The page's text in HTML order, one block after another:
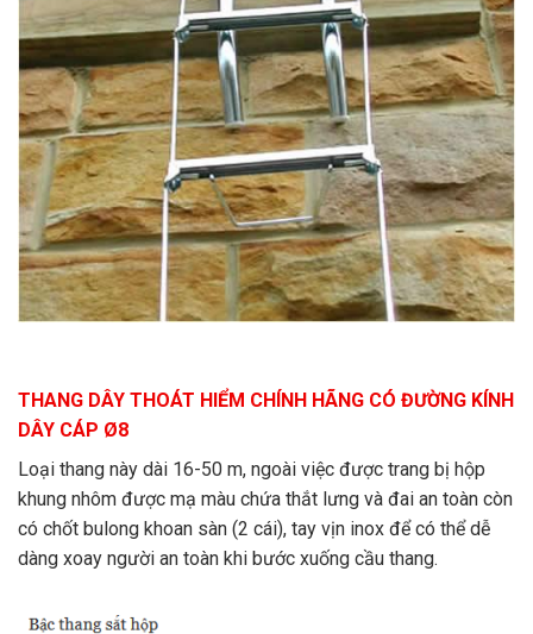
THANG DÂY THOÁT HIỂM CHÍNH HÃNG CÓ ĐƯỜNG KÍNH
DÂY CÁP Ø8
Loại thang này dài 16-50 m, ngoài việc được trang bị hộp
khung nhôm được mạ màu chứa thắt lưng và đai an toàn còn
có chốt bulong khoan sàn (2 cái), tay vịn inox để có thể dễ
dàng xoay người an toàn khi bước xuống cầu thang.